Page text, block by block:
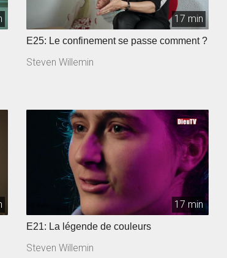
17 min
E25: Le confinement se passe comment ?
Steven Willemin
17 min
E21: La légende de couleurs
Steven Willemin